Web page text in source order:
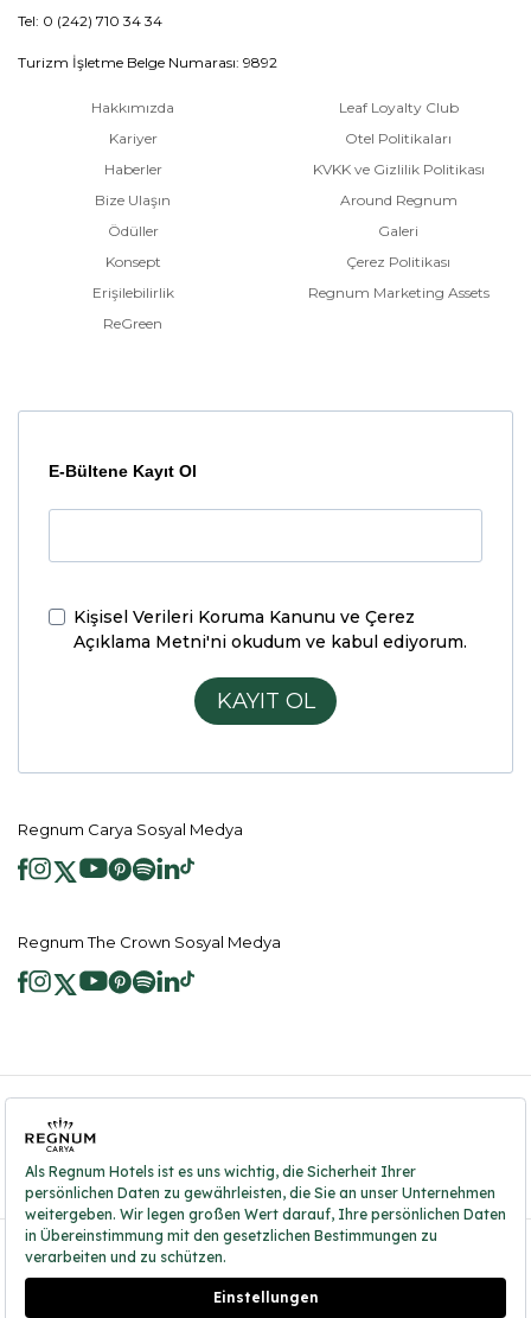
Tel: 0 (242) 710 34 34
Turizm İşletme Belge Numarası: 9892
Hakkımızda
Kariyer
Haberler
Bize Ulaşın
Ödüller
Konsept
Erişilebilirlik
ReGreen
Leaf Loyalty Club
Otel Politikaları
KVKK ve Gizlilik Politikası
Around Regnum
Galeri
Çerez Politikası
Regnum Marketing Assets
E-Bültene Kayıt Ol
Kişisel Verileri Koruma Kanunu ve Çerez
Açıklama Metni'ni okudum ve kabul ediyorum.
KAYIT OL
Regnum Carya Sosyal Medya
Regnum The Crown Sosyal Medya
2026 ® Regnum Hotels. Tüm hakları saklıdır.
Çerez Politikası Bilgi Toplumu Hizmetleri